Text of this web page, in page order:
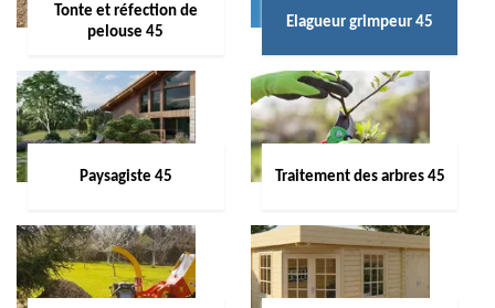
Tonte et réfection de
pelouse 45
Elagueur grimpeur 45
Paysagiste 45 Traitement des arbres 45